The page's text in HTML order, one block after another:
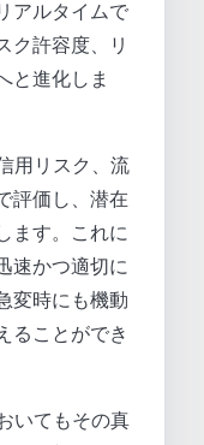
アルタイムで
ク許容度、リ
と進化しま
用リスク、流
評価し、潜在
ます。これに
速かつ適切に
変時にも機動
ることができ
いてもその真